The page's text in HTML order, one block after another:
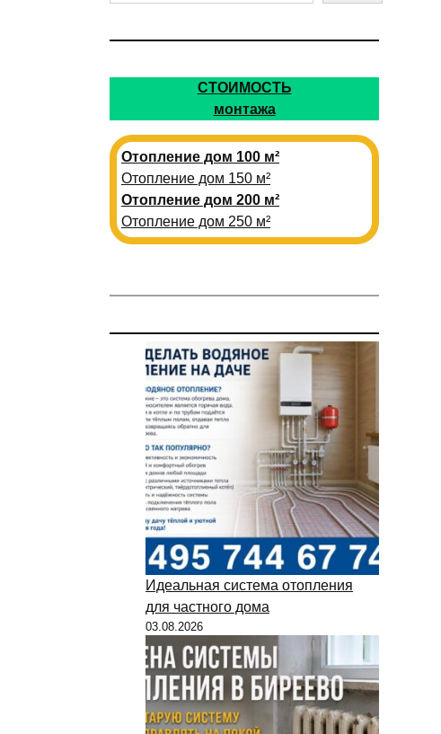
СТОИМОСТЬ
монтажа
Отопление дом 100 м²
Отопление дом 150 м²
Отопление дом 200 м²
Отопление дом 250 м²
Идеальная система отопления
для частного дома
03.08.2026